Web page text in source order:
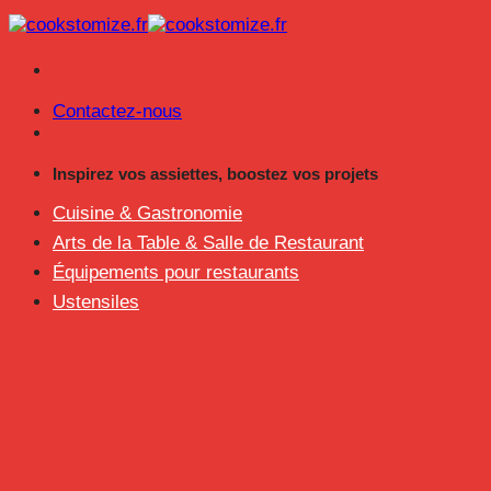
Passer
au
Contactez-nous
Inspirez vos assiettes, boostez vos projets
Cuisine & Gastronomie
Arts de la Table & Salle de Restaurant
Équipements pour restaurants
Ustensiles